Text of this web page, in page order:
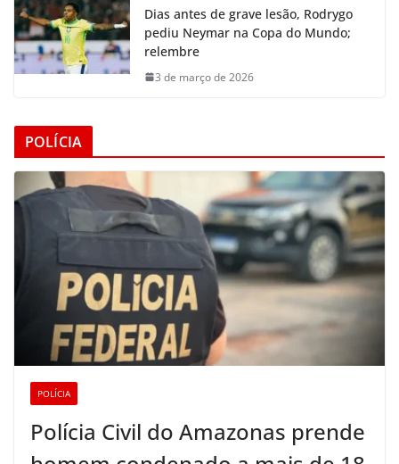
Dias antes de grave lesão, Rodrygo
pediu Neymar na Copa do Mundo;
relembre
3 de março de 2026
POLÍCIA
POLÍCIA
Polícia Civil do Amazonas prende